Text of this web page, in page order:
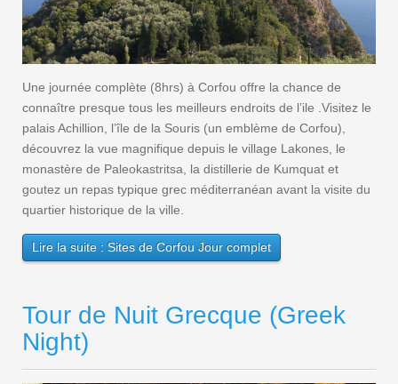
Une journée complète (8hrs) à Corfou offre la chance de
connaître presque tous les meilleurs endroits de l’ile .Visitez le
palais Achillion, l’île de la Souris (un emblème de Corfou),
découvrez la vue magnifique depuis le village Lakones, le
monastère de Paleokastritsa, la distillerie de Kumquat et
goutez un repas typique grec méditerranéan avant la visite du
quartier historique de la ville.
Lire la suite : Sites de Corfou Jour complet
Tour de Nuit Grecque (Greek
Night)